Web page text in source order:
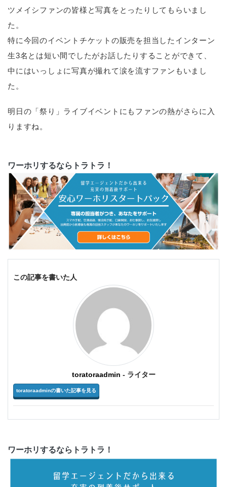
ツメイシファンの皆様と写真をとったりしてもらいまし
た。
特に今回のイベントチケットの販売を担当したインターン
生3名とは短い間でしたがお話したりすることができて、
中にはいっしょに写真が撮れて涙を流すファンもいまし
た。
明日の「祭り」ライブイベントにもファンの熱がさらに入
りますね。
ワーホリするならトラトラ！
この記事を書いた人
toratoraadmin - ライター
toratoraadminの書いた記事を見る
ワーホリするならトラトラ！